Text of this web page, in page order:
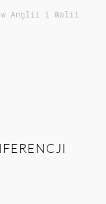
Anglii i Walii